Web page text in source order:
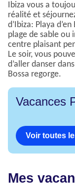
Ibiza vous a
réalité et
d’Ibiza: Playa
plage de sable ou
centre plaisant
Le soir, vous
d’aller danser
Bossa regorge.
Vacances
Voir toutes
Mes